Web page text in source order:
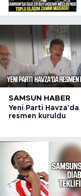
SAMSUN HABER
Yeni Parti Havza'da
resmen kuruldu